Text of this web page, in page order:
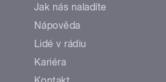
Jak nás naladíte
Nápověda
Lidé v rádiu
Kariéra